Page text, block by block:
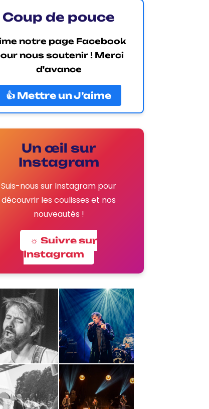
Coup de pouce
notre page Facebook
nous soutenir ! Merci
d'avance
👍 Mettre un J’aime
Un œil sur
Instagram
Suis-nous sur Instagram pour
découvrir les coulisses et nos
nouveautés !
☼ Suivre sur
Instagram